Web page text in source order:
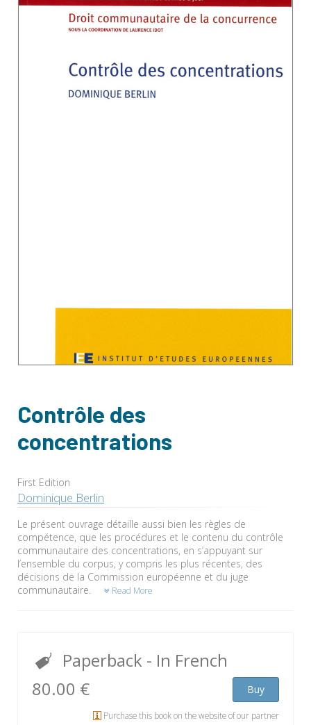
Contrôle des
concentrations
First Edition
Dominique Berlin
Le présent ouvrage détaille aussi bien les règles de
compétence, que les procédures et le contenu du contrôle
communautaire des concentrations, en s’appuyant sur
l’ensemble du corpus, y compris les plus récentes, des
décisions de la Commission européenne et du juge
communautaire.
Read More
Paperback - In French
80.00 €
Buy
Purchase this book on the website of our partner